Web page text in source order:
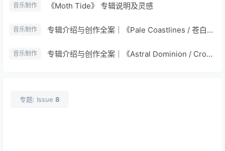
音乐制作 《Moth Tide》 专辑说明及灵感
音乐制作 专辑介绍与创作全案｜《Pale Coastlines / 苍白海岸线》
音乐制作 专辑介绍与创作全案｜《Astral Dominion / Crown of Ether》
专题: Issue 8